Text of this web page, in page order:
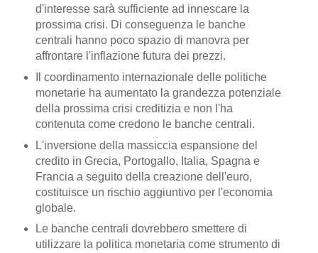
d'interesse sarà sufficiente ad innescare la
prossima crisi. Di conseguenza le banche
centrali hanno poco spazio di manovra per
affrontare l'inflazione futura dei prezzi.
Il coordinamento internazionale delle politiche
monetarie ha aumentato la grandezza potenziale
della prossima crisi creditizia e non l'ha
contenuta come credono le banche centrali.
L'inversione della massiccia espansione del
credito in Grecia, Portogallo, Italia, Spagna e
Francia a seguito della creazione dell'euro,
costituisce un rischio aggiuntivo per l'economia
globale.
Le banche centrali dovrebbero smettere di
utilizzare la politica monetaria come strumento di